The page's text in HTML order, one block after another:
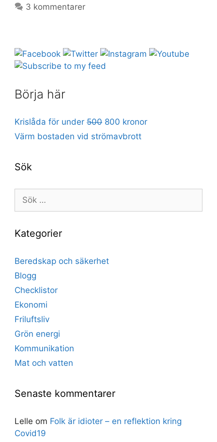
3 kommentarer
Börja här
Krislåda för under 500 800 kronor
Värm bostaden vid strömavbrott
Sök
Sök
efter:
Kategorier
Beredskap och säkerhet
Blogg
Checklistor
Ekonomi
Friluftsliv
Grön energi
Kommunikation
Mat och vatten
Senaste kommentarer
Lelle om Folk är idioter – en reflektion kring
Covid19